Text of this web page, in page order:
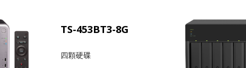
TS-453BT3-8G
四顆硬碟